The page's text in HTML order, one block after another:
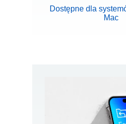
Dostępne dla
Mac